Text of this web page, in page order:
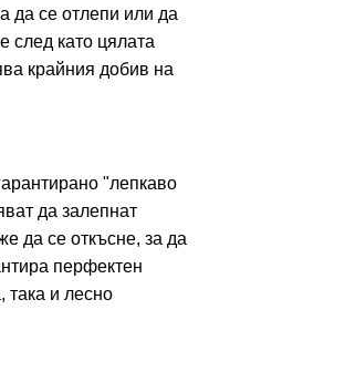
да се отлепи или да
след като цялата
крайния добив на
"лепкаво
да залепнат
да се откъсне, за да
перфектен
така и лесно